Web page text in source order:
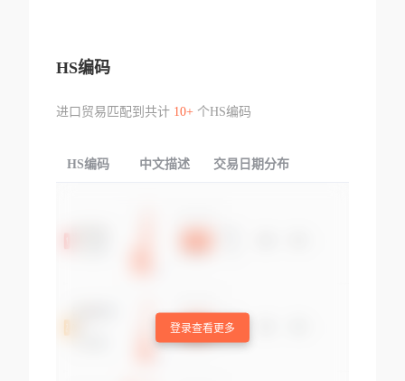
HS编码
进口贸易匹配到共计 10+个HS编码
HS编码 中文描述 交易日期分布
登录查看更多